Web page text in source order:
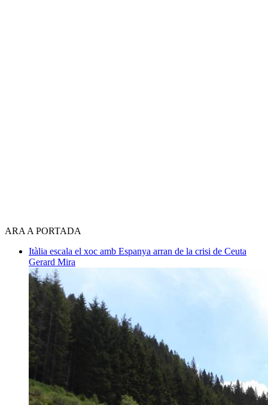
ARA A PORTADA
Itàlia escala el xoc amb Espanya arran de la crisi de Ceuta
Gerard Mira